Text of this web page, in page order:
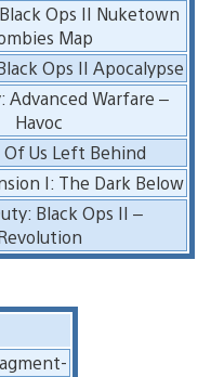
Ops II Nuketown
Map
Ops II Apocalypse
Advanced Warfare –
Havoc
Of Us Left Behind
I: The Dark Below
Black Ops II –